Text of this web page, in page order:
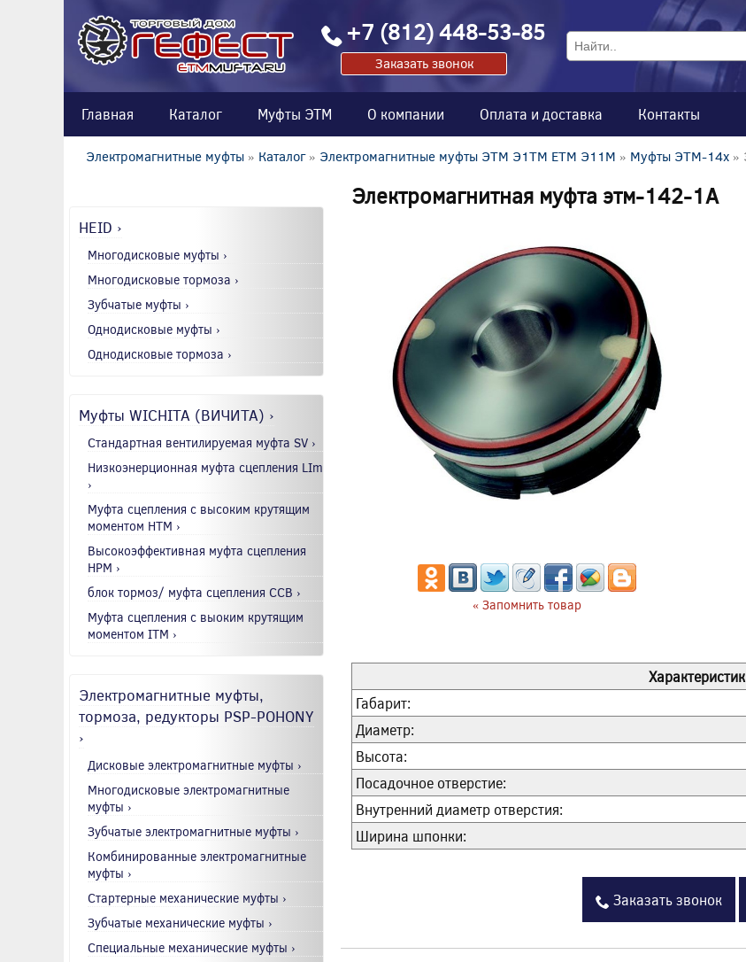
+7 (812) 448-53-85
Заказать звонок
Главная Каталог Муфты ЭТМ О компании Оплата и доставка Контакты
Электромагнитные муфты » Каталог» Электромагнитные муфты ЭТМ Э1ТМ ETM Э11М » Муфты ЭТМ-14x »
HEID ›
Многодисковые муфты ›
Многодисковые тормоза ›
Зубчатые муфты ›
Однодисковые муфты ›
Однодисковые тормоза ›
Муфты WICHITA (ВИЧИТА) ›
Стандартная вентилируемая муфта SV ›
Низкоэнерционная муфта сцепления LIm
›
Муфта сцепления с высоким крутящим
моментом HTM ›
Высокоэффективная муфта сцепления
HPM ›
блок тормоз/ муфта сцепления CCB ›
Муфта сцепления с выоким крутящим
моментом ITM ›
Электромагнитные муфты,
тормоза, редукторы PSP-POHONY
›
Дисковые электромагнитные муфты ›
Многодисковые электромагнитные
муфты ›
Зубчатые электромагнитные муфты ›
Комбинированные электромагнитные
муфты ›
Стартерные механические муфты ›
Зубчатые механические муфты ›
Специальные механические муфты ›
Электромагнитная муфта этм-142-1А
« Запомнить товар
Габарит:
Диаметр:
Высота:
Посадочное отверстие:
Внутренний диаметр отверстия:
Ширина шпонки:
Заказать звонок